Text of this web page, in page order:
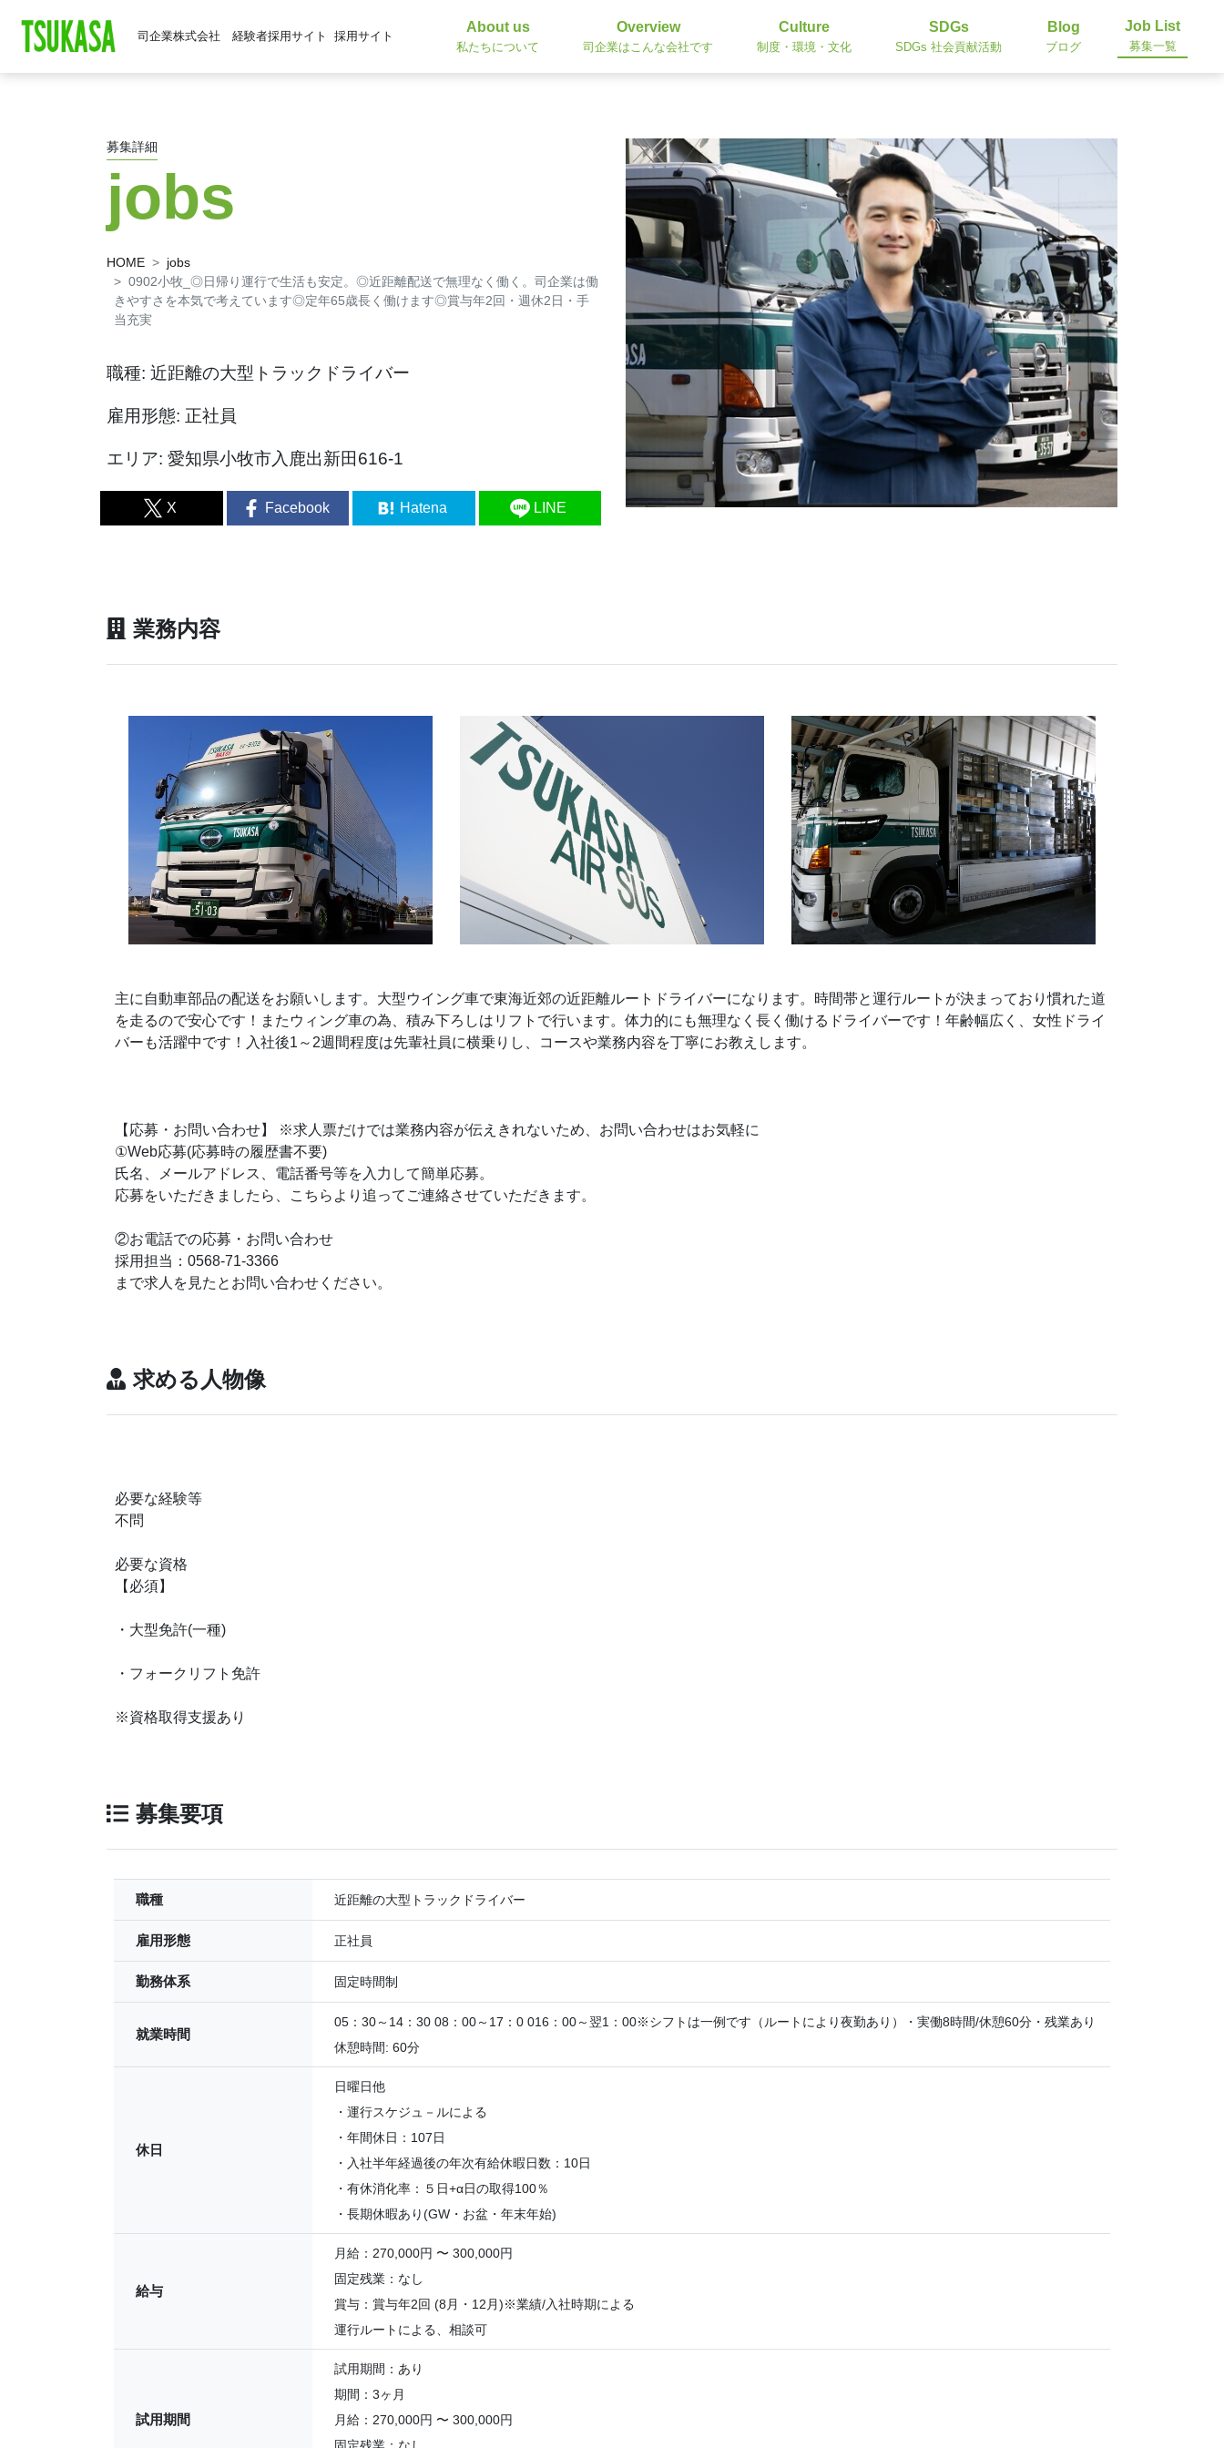
司企業株式会社 経験者採用サイト 採用サイト
About us
私たちについて
Overview
司企業はこんな会社です
Culture
制度・環境・文化
SDGs
SDGs 社会貢献活動
Blog
ブログ
Job List
募集一覧
募集詳細
jobs
HOME
jobs
0902小牧_◎日帰り運行で生活も安定。◎近距離配送で無理なく働く。司企業は働
きやすさを本気で考えています◎定年65歳長く働けます◎賞与年2回・週休2日・手
当充実
職種: 近距離の大型トラックドライバー
雇用形態: 正社員
エリア: 愛知県小牧市入鹿出新田616-1
X Facebook Hatena LINE
業務内容
主に自動車部品の配送をお願いします。大型ウイング車で東海近郊の近距離ルートドライバーになります。時間帯と運行ルートが決まっており慣れた道
を走るので安心です！またウィング車の為、積み下ろしはリフトで行います。体力的にも無理なく長く働けるドライバーです！年齢幅広く、女性ドライ
バーも活躍中です！入社後1～2週間程度は先輩社員に横乗りし、コースや業務内容を丁寧にお教えします。
【応募・お問い合わせ】 ※求人票だけでは業務内容が伝えきれないため、お問い合わせはお気軽に
①Web応募(応募時の履歴書不要)
氏名、メールアドレス、電話番号等を入力して簡単応募。
応募をいただきましたら、こちらより追ってご連絡させていただきます。
②お電話での応募・お問い合わせ
採用担当：0568-71-3366
まで求人を見たとお問い合わせください。
求める人物像
必要な経験等
不問
必要な資格
【必須】
・大型免許(一種)
・フォークリフト免許
※資格取得支援あり
募集要項
職種 近距離の大型トラックドライバー
雇用形態 正社員
勤務体系 固定時間制
就業時間
05：30～14：30 08：00～17：0 016：00～翌1：00※シフトは一例です（ルートにより夜勤あり）・実働8時間/休憩60分・残業あり
休憩時間: 60分
休日
日曜日他
・運行スケジュ－ルによる
・年間休日：107日
・入社半年経過後の年次有給休暇日数：10日
・有休消化率：５日+α日の取得100％
・長期休暇あり(GW・お盆・年末年始)
給与
月給：270,000円 〜 300,000円
固定残業：なし
賞与：賞与年2回 (8月・12月)※業績/入社時期による
運行ルートによる、相談可
試用期間
試用期間：あり
期間：3ヶ月
月給：270,000円 〜 300,000円
固定残業：なし